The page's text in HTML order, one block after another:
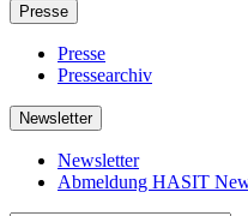
Presse
Presse
Pressearchiv
Newsletter
Newsletter
Abmeldung HASIT